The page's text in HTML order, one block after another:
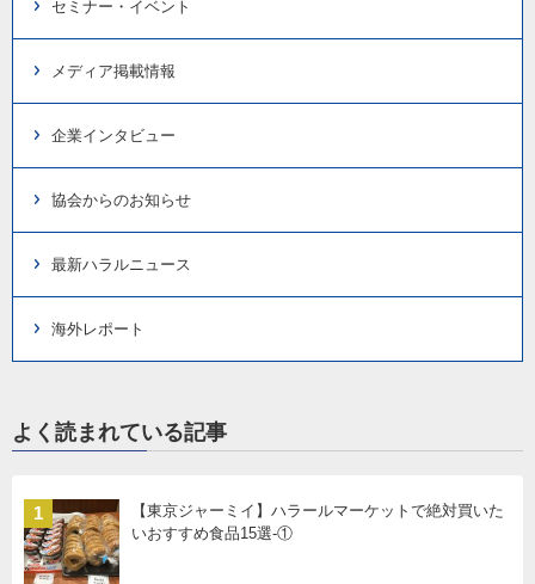
セミナー・イベント
メディア掲載情報
企業インタビュー
協会からのお知らせ
最新ハラルニュース
海外レポート
よく読まれている記事
1
【東京ジャーミイ】ハラールマーケットで絶対買いた
いおすすめ食品15選-①